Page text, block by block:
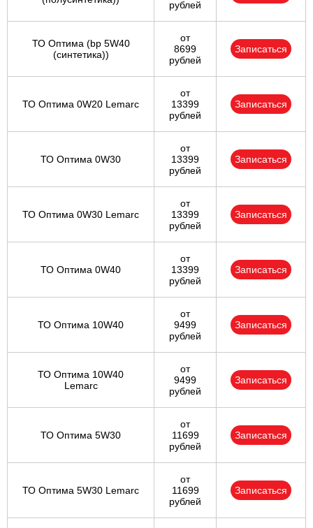
рублей
ТО Оптима (bp 5W40
(синтетика))
от
8699
рублей
Записаться
ТО Оптима 0W20 Lemarc
от
13399
рублей
Записаться
ТО Оптима 0W30
от
13399
рублей
Записаться
ТО Оптима 0W30 Lemarc
от
13399
рублей
Записаться
ТО Оптима 0W40
от
13399
рублей
Записаться
ТО Оптима 10W40
от
9499
рублей
Записаться
ТО Оптима 10W40
Lemarc
от
9499
рублей
Записаться
ТО Оптима 5W30
от
11699
рублей
Записаться
ТО Оптима 5W30 Lemarc
от
11699
рублей
Записаться